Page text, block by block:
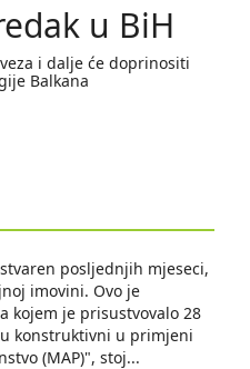
u BiH
i dalje će doprinositi
Balkana
posljednjih mjeseci,
imovini. Ovo je
kojem je prisustvovalo 28
konstruktivni u primjeni
(MAP)", stoj...